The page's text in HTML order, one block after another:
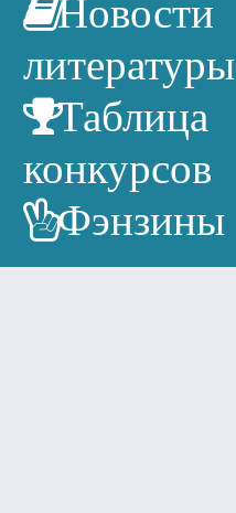
Новости
литературы
Таблица
конкурсов
Фэнзины